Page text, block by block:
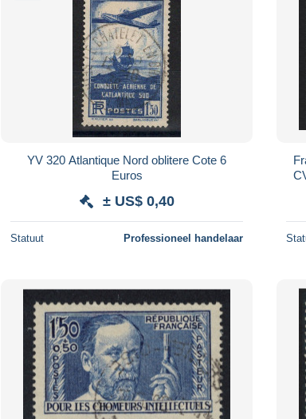
YV 320 Atlantique Nord oblitere Cote 6
Euros
± US$ 0,40
Statuut Professioneel handelaar